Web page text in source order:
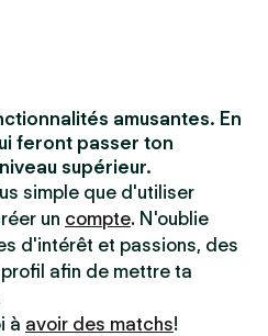
amusantes. En
feront passer ton
supérieur.
simple que d'utiliser
un compte. N'oublie
d'intérêt et passions, des
afin de mettre ta
à avoir des matchs!